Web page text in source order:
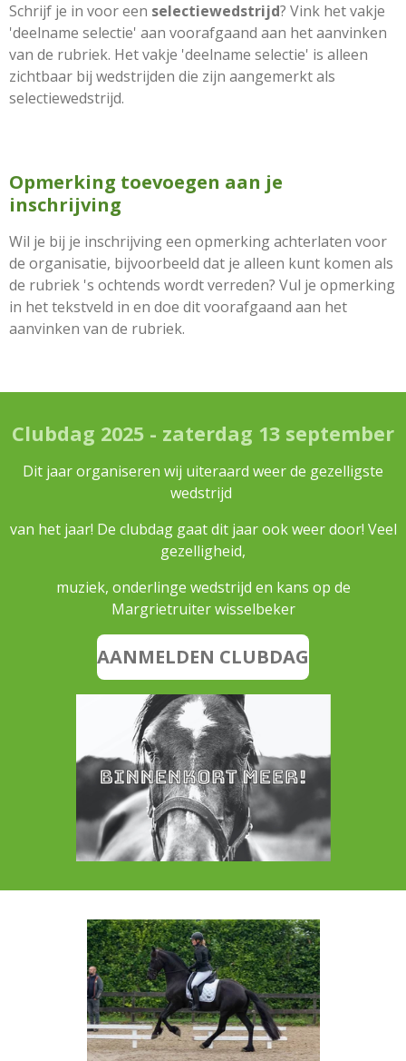
Schrijf je in voor een selectiewedstrijd? Vink het vakje
'deelname selectie' aan voorafgaand aan het aanvinken
van de rubriek. Het vakje 'deelname selectie' is alleen
zichtbaar bij wedstrijden die zijn aangemerkt als
selectiewedstrijd.
Opmerking toevoegen aan je
inschrijving
Wil je bij je inschrijving een opmerking achterlaten voor
de organisatie, bijvoorbeeld dat je alleen kunt komen als
de rubriek 's ochtends wordt verreden? Vul je opmerking
in het tekstveld in en doe dit voorafgaand aan het
aanvinken van de rubriek.
Clubdag 2025 - zaterdag 13 september
Dit jaar organiseren wij uiteraard weer de gezelligste
wedstrijd
van het jaar! De clubdag gaat dit jaar ook weer door! Veel
gezelligheid,
muziek, onderlinge wedstrijd en kans op de
Margrietruiter wisselbeker
AANMELDEN CLUBDAG